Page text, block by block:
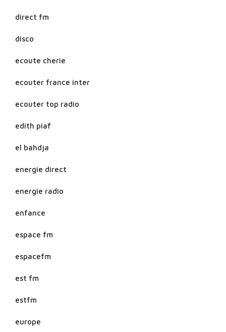
direct fm
disco
ecoute cherie
ecouter france inter
ecouter top radio
edith piaf
el bahdja
energie direct
energie radio
enfance
espace fm
espacefm
est fm
estfm
europe